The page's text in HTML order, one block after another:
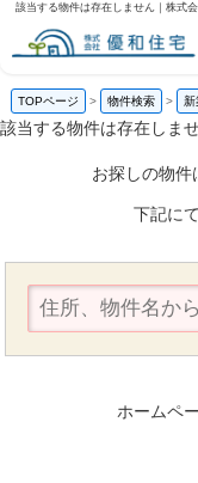
該当する物件は存在しません｜株式
TOPページ 物件検索 新
該当する物件は存在しま
お探しの物件
下記に
ホームペ